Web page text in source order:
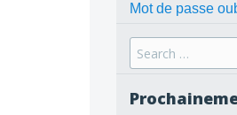
Mot de passe
Search
for: